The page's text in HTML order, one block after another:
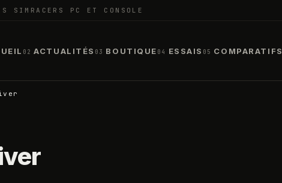
PC ET CONSOLE
02 ACTUALITÉS 03 BOUTIQUE 04 ESSAIS 05 COMPARATIFS